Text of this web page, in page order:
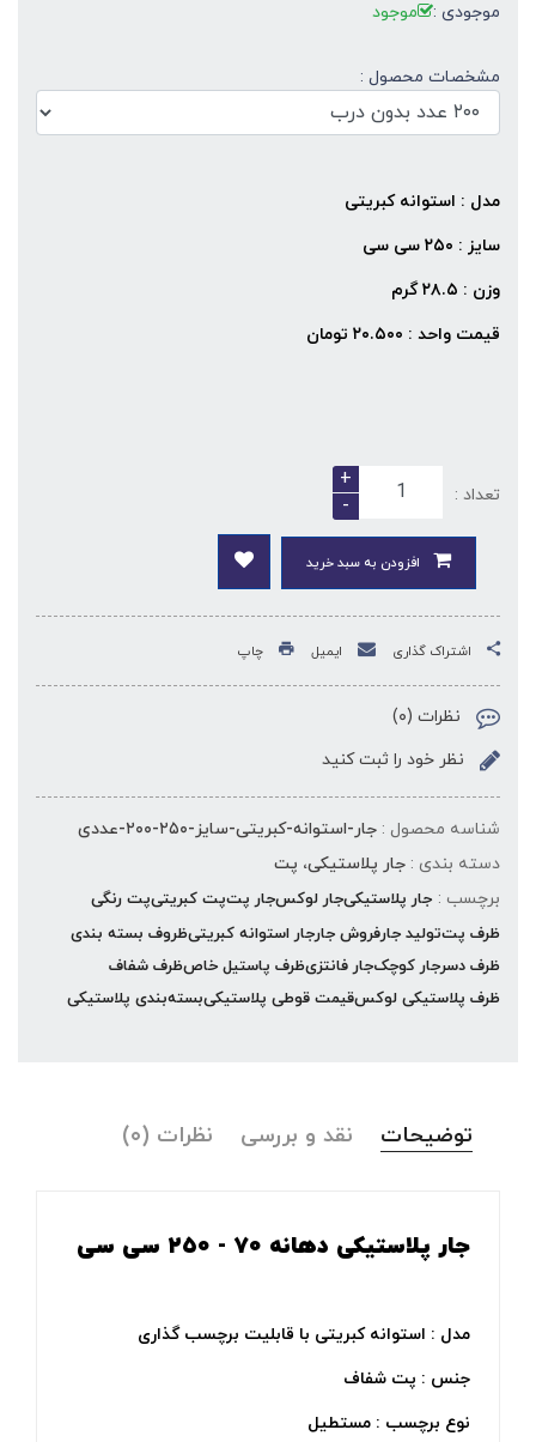
موجودی : موجود
مشخصات محصول :
مدل : استوانه کبریتی
سایز : ۲۵۰ سی سی
وزن : ۲۸.۵ گرم
قیمت واحد : ۲۰.۵۰۰
تومان
تعداد :
+
-
افزودن به سبد خرید
اشتراک گذاری ایمیل چاپ
نظرات (۰)
نظر خود را ثبت کنید
شناسه محصول : جار-استوانه-کبریتی-سایز-۲۵۰-۲۰۰-عددی
دسته بندی : جار پلاستیکی، پت
برچسب : جار پلاستیکیجار لوکسجار پتپت کبریتیپت رنگی
ظرف پتتولید جارفروش جارجار استوانه کبریتیظروف بسته بندی
ظرف دسرجار کوچکجار فانتزیظرف پاستیل خاصظرف شفاف
ظرف پلاستیکی لوکسقیمت قوطی پلاستیکیبسته‌بندی پلاستیکی
توضیحات نقد و بررسی نظرات (۰)
جار پلاستیکی دهانه ۷۰ - ۲۵۰ سی سی
مدل : استوانه کبریتی با قابلیت برچسب گذاری
جنس : پت شفاف
نوع برچسب : مستطیل